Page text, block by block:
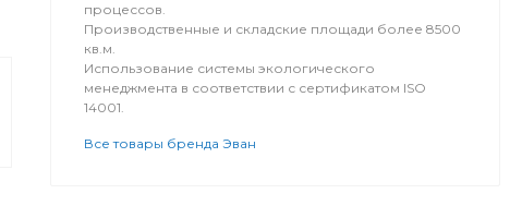
процессов.
Производственные и складские площади более 8500
кв.м.
Использование системы экологического
менеджмента в соответствии с сертификатом ISO
14001.
Все товары бренда Эван